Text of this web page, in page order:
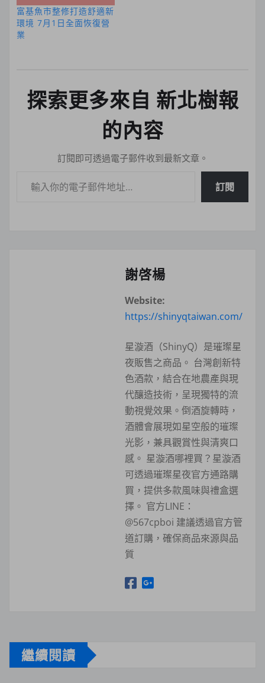
富基魚市整修打造舒適新
環境 7月1日全面恢復營
業
探索更多來自 新北樹報
的內容
訂閱即可透過電子郵件收到最新文章。
訂閱
謝啓楊
Website:
https://shinyqtaiwan.com/
星漩酒（ShinyQ）是璀璨星
夜販售之商品。 台灣創新特
色酒款，結合在地農產與現
代釀造技術，呈現獨特的流
動視覺效果。倒酒旋轉時，
酒體會展現如星空般的璀璨
光影，兼具觀賞性與清爽口
感。 星漩酒哪裡買？星漩酒
可透過璀璨星夜官方通路購
買，提供多款風味與禮盒選
擇。 官方LINE：
@567cpboi 建議透過官方管
道訂購，確保商品來源與品
質
繼續閱讀